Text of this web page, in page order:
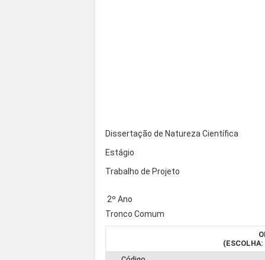
Dissertação de Natureza Científica
Estágio
Trabalho de Projeto
2º Ano
Tronco Comum